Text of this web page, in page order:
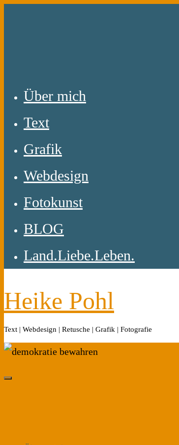
Über mich
Text
Grafik
Webdesign
Fotokunst
BLOG
Land.Liebe.Leben.
Heike Pohl
Text | Webdesign | Retusche | Grafik | Fotografie